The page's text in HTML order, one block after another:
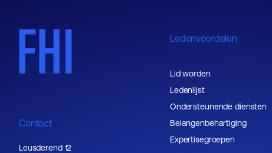
Contact
Leusderend 12
Ledenvoordelen
Lid worden
Ledenlijst
Ondersteunende diensten
Belangenbehartiging
Expertisegroepen